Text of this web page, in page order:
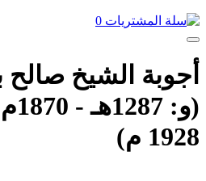
0
أجوبة الشيخ
1928 م)